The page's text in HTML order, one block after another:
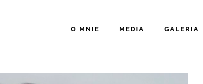
O MNIE MEDIA GALERIA